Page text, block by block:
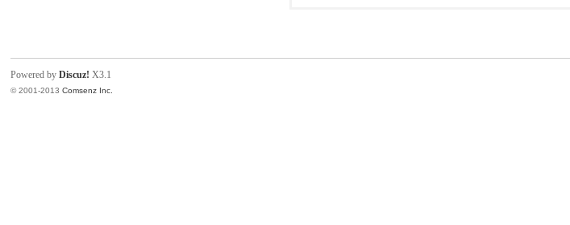
Powered byDiscuz! X3.1
© 2001-2013Comsenz Inc.